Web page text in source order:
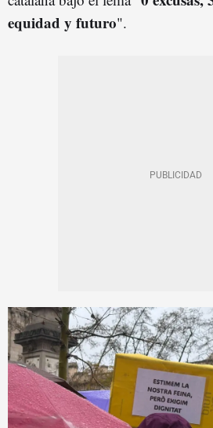
equidad y futuro".